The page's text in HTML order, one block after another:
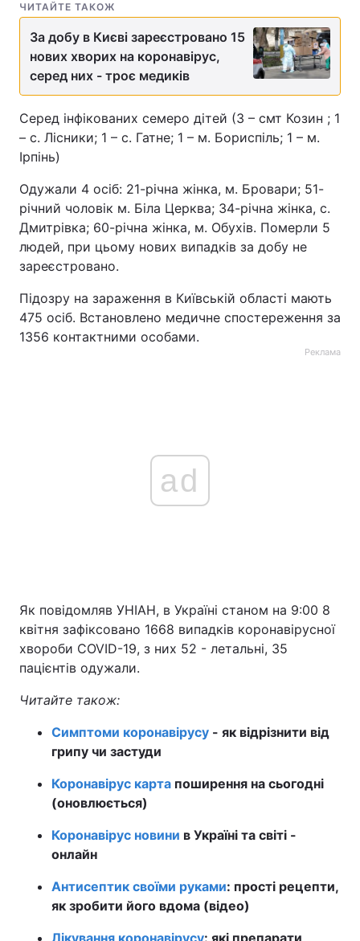
ЧИТАЙТЕ ТАКОЖ
За добу в Києві зареєстровано 15
нових хворих на коронавірус,
серед них - троє медиків
Серед інфікованих семеро дітей (3 – смт Козин ; 1
– с. Лісники; 1 – с. Гатне; 1 – м. Бориспіль; 1 – м.
Ірпінь)
Одужали 4 осіб: 21-річна жінка, м. Бровари; 51-
річний чоловік м. Біла Церква; 34-річна жінка, с.
Дмитрівка; 60-річна жінка, м. Обухів. Померли 5
людей, при цьому нових випадків за добу не
зареєстровано.
Підозру на зараження в Київській області мають
475 осіб. Встановлено медичне спостереження за
1356 контактними особами.
Реклама
ad
Як повідомляв УНІАН, в Україні станом на 9:00 8
квітня зафіксовано 1668 випадків коронавірусної
хвороби COVID-19, з них 52 - летальні, 35
пацієнтів одужали.
Читайте також:
Симптоми коронавірусу - як відрізнити від
грипу чи застуди
Коронавірус карта поширення на сьогодні
(оновлюється)
Коронавірус новини в Україні та світі -
онлайн
Антисептик своїми руками: прості рецепти,
як зробити його вдома (відео)
Лікування коронавірусу: які препарати